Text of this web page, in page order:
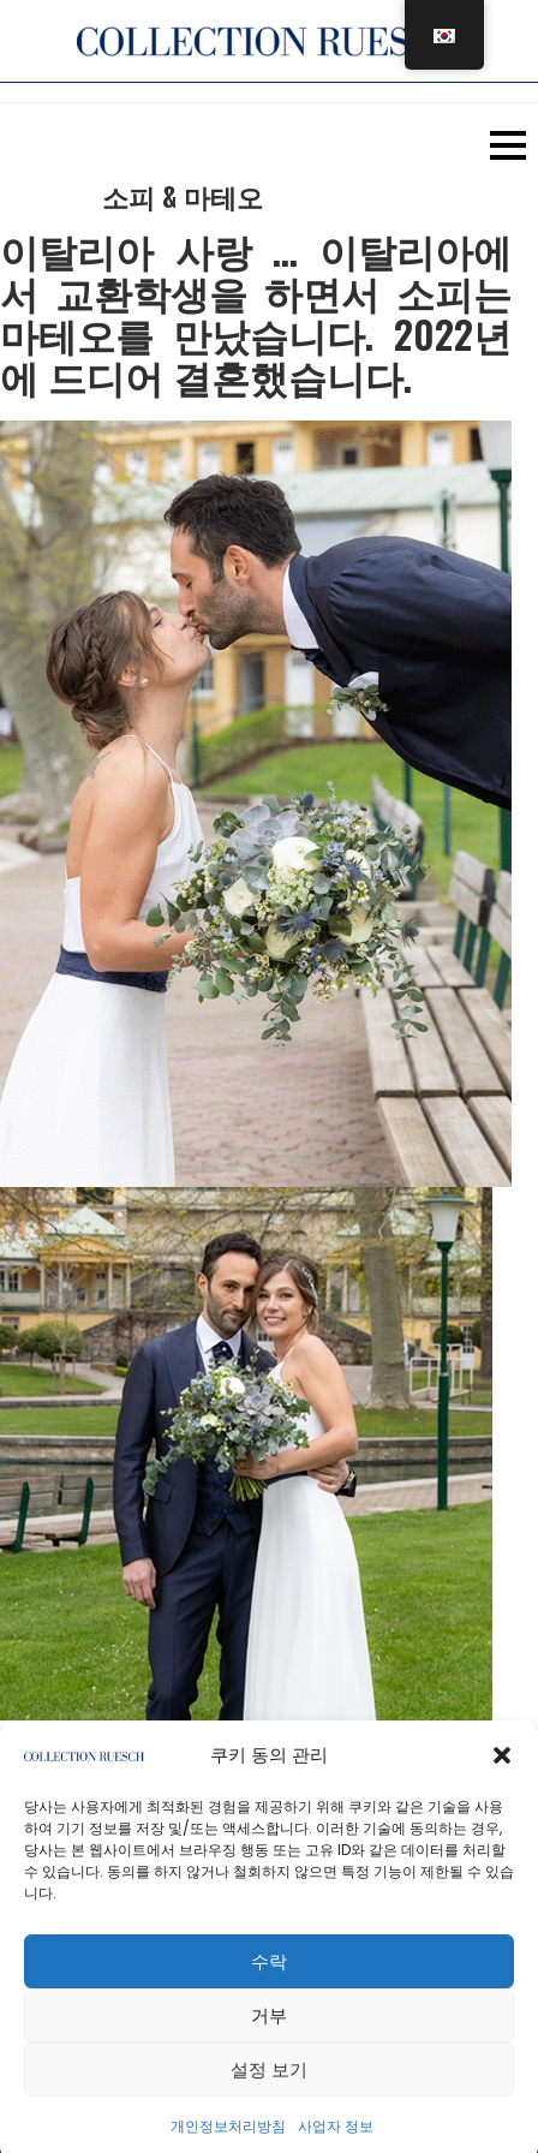
쿠키 동의 관리
당사는 사용자에게 최적화된 경험을 제공하기 위해 쿠키와 같은 기술을 사용
하여 기기 정보를 저장 및/또는 액세스합니다. 이러한 기술에 동의하는 경우,
당사는 본 웹사이트에서 브라우징 행동 또는 고유 ID와 같은 데이터를 처리할
수 있습니다. 동의를 하지 않거나 철회하지 않으면 특정 기능이 제한될 수 있습
니다.
수락
거부
설정 보기
개인정보처리방침 사업자 정보
츠
기
소피 & 마테오
이탈리아 사랑 … 이탈리아에
서 교환학생을 하면서 소피는
마테오를 만났습니다. 2022년
에 드디어 결혼했습니다.
사업자 정보
방향별로 생성